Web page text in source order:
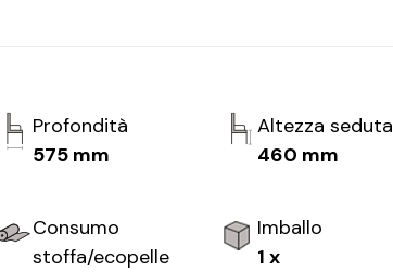
Profondità
575 mm
Altezza seduta
460 mm
Consumo
stoffa/ecopelle
Imballo
1 x